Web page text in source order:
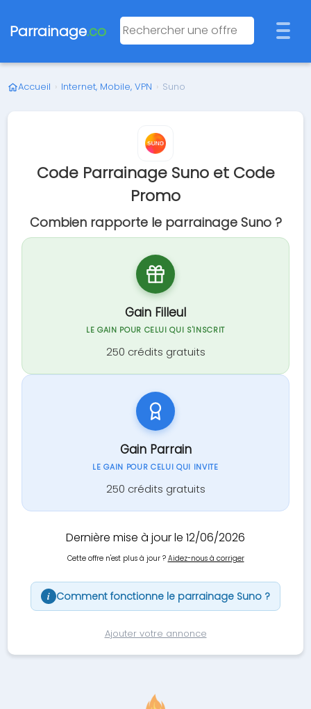
Parrainage.co
Accueil › Internet, Mobile, VPN › Suno
Code Parrainage Suno et Code
Promo
Combien rapporte le parrainage Suno ?
Gain Filleul
LE GAIN POUR CELUI QUI S'INSCRIT
250 crédits gratuits
Gain Parrain
LE GAIN POUR CELUI QUI INVITE
250 crédits gratuits
Dernière mise à jour le 12/06/2026
Cette offre n'est plus à jour ? Aidez-nous à corriger
i Comment fonctionne le parrainage Suno ?
Ajouter votre annonce